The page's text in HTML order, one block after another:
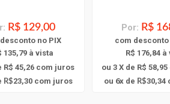
R$ 129,00
desconto no PIX
135,79 à vista
R$ 45,26 com juros
R$23,30com juros
Por: R$
com desconto
R$ 176,84 à
ou 3 X de R$ 58,95
ou 6x de R$30,34